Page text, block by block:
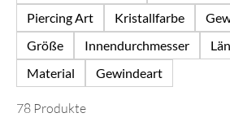
Piercing Art
Kristallfarbe
Größe
Innendurchmesser
Material
Gewindeart
78 Produkte